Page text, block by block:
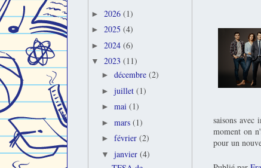
saisons avec
moment on
pour un
► 2026 (1)
► 2025 (4)
► 2024 (6)
▼ 2023 (11)
► décembre (2)
► juillet (1)
► mai (1)
► mars (1)
► février (2)
▼ janvier (4)